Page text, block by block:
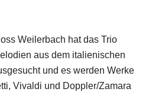
Weilerbach hat das Trio
aus dem italienischen
und es werden Werke
Vivaldi und Doppler/Zamara